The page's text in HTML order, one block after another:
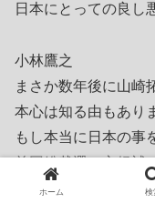
日本にとっての良し
小林鷹之
まさか数年後に山崎
本心は知る由もあり
もし本当に日本の事
前回総裁選で立候補
と思いますが
ホーム 検